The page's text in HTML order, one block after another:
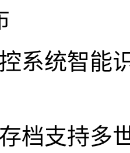
系统智能
档支持多